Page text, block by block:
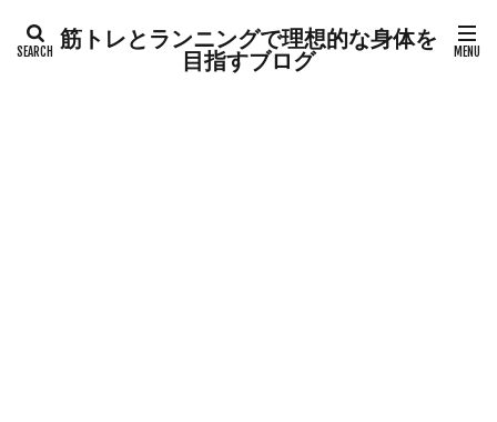
筋トレとランニングで理想的な身体を
目指すブログ